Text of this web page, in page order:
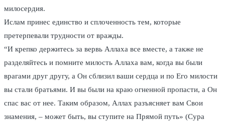
милосердия.
Ислам принес единство и сплоченность тем, которые
претерпевали трудности от вражды.
“И крепко держитесь за вервь Аллаха все вместе, а также не
разделяйтесь и помните милость Аллаха вам, когда вы были
врагами друг другу, а Он сблизил ваши сердца и по Его милости
вы стали братьями. И вы были на краю огненной пропасти, а Он
спас вас от нее. Таким образом, Аллах разъясняет вам Свои
знамения, – может быть, вы ступите на Прямой путь» (Сура